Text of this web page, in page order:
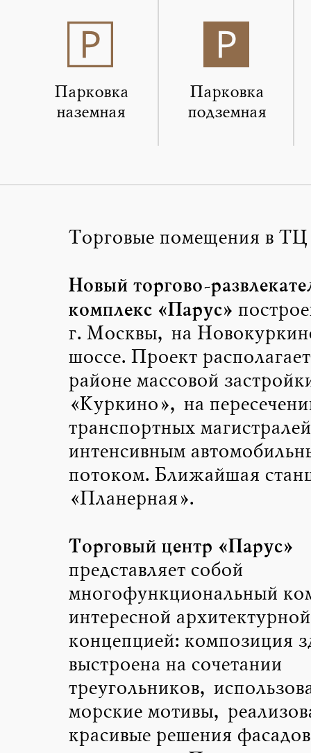
Парковка
наземная
Парковка
подземная
Торговые помещения в
Новый торгово-
комплекс «Парус»
г. Москвы, на
шоссе. Проект
районе массовой
«Куркино», на
транспортных
интенсивным
потоком. Ближайшая
«Планерная».
Торговый центр «Парус»
представляет собой
многофункциональный
интересной архитектурной
концепцией: композиция
выстроена на сочетании
треугольников,
морские мотивы,
красивые решения